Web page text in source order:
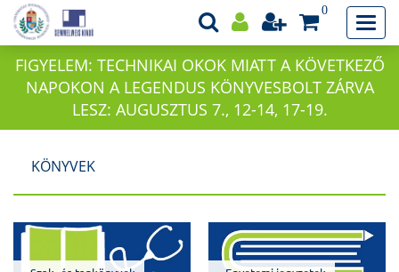
0
FIGYELEM: TECHNIKAI OKOK MIATT A KÖVETKEZŐ
NAPOKON A LEGENDUS KÖNYVESBOLT ZÁRVA
LESZ: AUGUSZTUS 7., 12-14, 17-19.
KÖNYVEK